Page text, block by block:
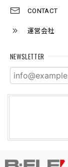
CONTACT
運営会社
NEWSLETTER